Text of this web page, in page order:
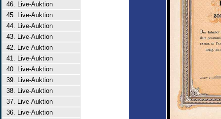
46. Live-Auktion
45. Live-Auktion
44. Live-Auktion
43. Live-Auktion
42. Live-Auktion
41. Live-Auktion
40. Live-Auktion
39. Live-Auktion
38. Live-Auktion
37. Live-Auktion
36. Live-Auktion